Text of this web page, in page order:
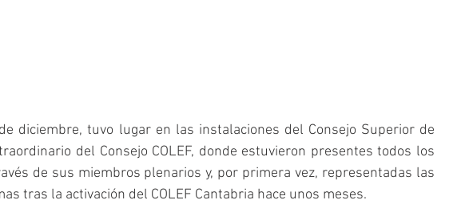
diciembre, tuvo lugar en las instalaciones del Consejo Superior de
del Consejo COLEF, donde estuvieron presentes todos los
de sus miembros plenarios y, por primera vez, representadas las
tras la activación del COLEF Cantabria hace unos meses.